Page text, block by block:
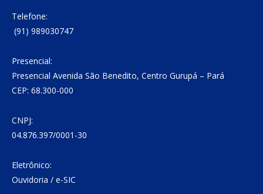
Telefone:
(91) 989030747
Presencial:
Presencial Avenida São Benedito, Centro Gurupá – Pará
CEP: 68.300-000
CNPJ:
04.876.397/0001-30
Eletrônico:
Ouvidoria / e-SIC